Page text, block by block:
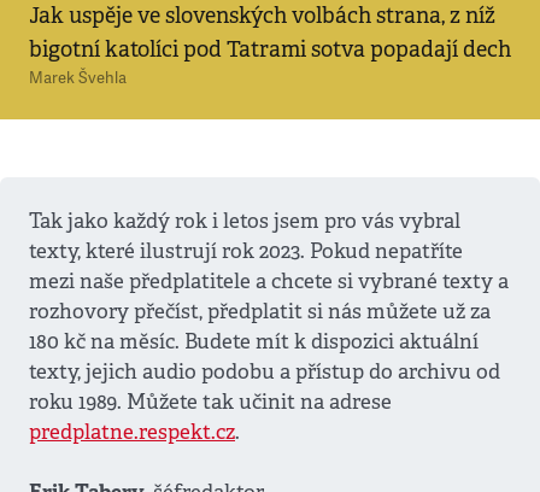
Jak uspěje ve slovenských volbách strana, z níž
bigotní katolíci pod Tatrami sotva popadají dech
Marek Švehla
Tak jako každý rok i letos jsem pro vás vybral
texty, které ilustrují rok 2023. Pokud nepatříte
mezi naše předplatitele a chcete si vybrané texty a
rozhovory přečíst, předplatit si nás můžete už za
180 kč na měsíc. Budete mít k dispozici aktuální
texty, jejich audio podobu a přístup do archivu od
roku 1989. Můžete tak učinit na adrese
predplatne.respekt.cz.